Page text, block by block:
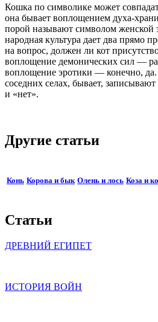
Кошка по символике может
она бывает воплощением духа-
порой называют символом
народная культура дает два прямо
на вопрос, должен ли кот
воплощение демонических сил —
воплощение эротики — конечно,
соседних селах, бывает, записывают
и «нет».
Другие статьи
Конь Корова и бык Олень и лось Коза и
Статьи
ДРЕВНИЙ ЕГИПЕТ
ИСТОРИЯ ВОЙН